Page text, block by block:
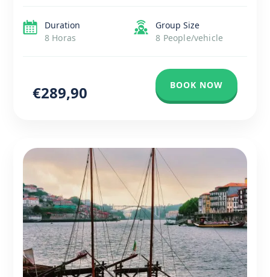
Nossa Senhora de Fátima, onde se reúnem milhões de
peregrinos todos os […]
Duration
8 Horas
Group Size
8 People/vehicle
€289,90 BOOK NOW